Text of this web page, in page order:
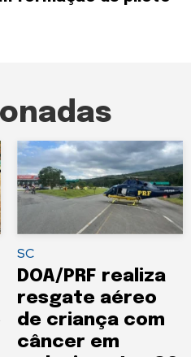
SC
DOA/PRF realiza
resgate aéreo
de criança com
câncer em